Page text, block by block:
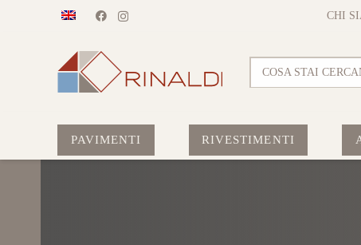
CHI
COSA STAI
RIVESTIMENTI
PAVIMENTI